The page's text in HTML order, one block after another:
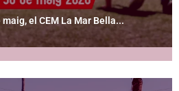
el CEM La Mar Bella...